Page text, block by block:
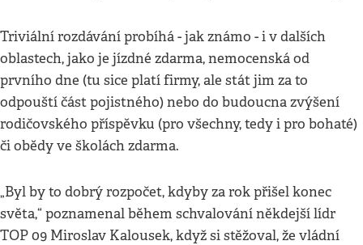
Triviální rozdávání probíhá - jak známo - i v dalších
oblastech, jako je jízdné zdarma, nemocenská od
prvního dne (tu sice platí firmy, ale stát jim za to
odpouští část pojistného) nebo do budoucna zvýšení
rodičovského příspěvku (pro všechny, tedy i pro bohaté)
či obědy ve školách zdarma.
„Byl by to dobrý rozpočet, kdyby za rok přišel konec
světa,“ poznamenal během schvalování někdejší lídr
TOP 09 Miroslav Kalousek, když si stěžoval, že vládní